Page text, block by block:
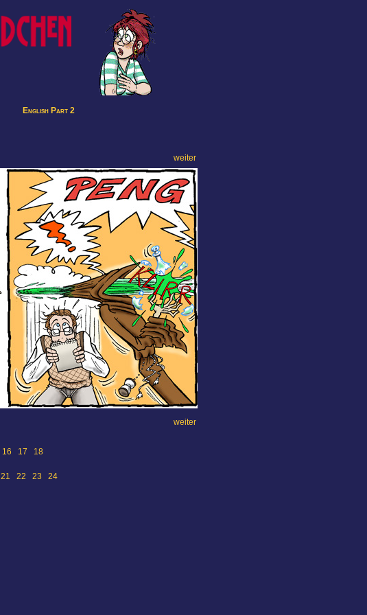
English Part 2
weiter
weiter
16 17 18
21 22 23 24